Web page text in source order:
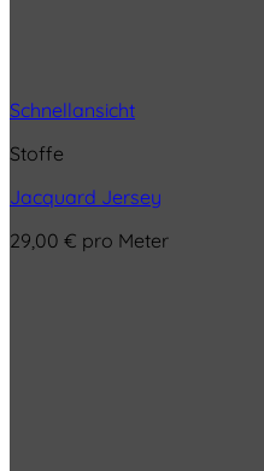
Schnellansicht
Stoffe
Jacquard Jersey
29,00 € pro Meter